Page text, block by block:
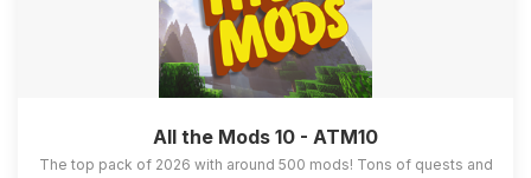
All the Mods 10 - ATM10
The top pack of 2026 with around 500 mods! Tons of quests and